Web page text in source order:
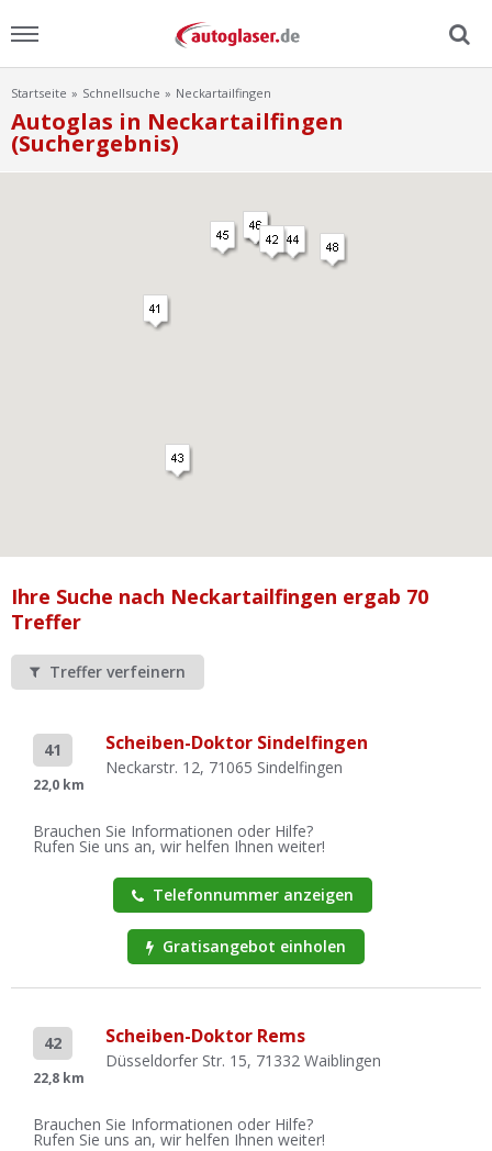
Menu
Home
Scheibensuche
Werkstatt Login
Startseite Schnellsuche Neckartailfingen
Autoglas in Neckartailfingen
(Suchergebnis)
Ihre Suche nach Neckartailfingen ergab 70
Treffer
Treffer verfeinern
41
22,0 km
Scheiben-Doktor Sindelfingen
Neckarstr. 12, 71065 Sindelfingen
Brauchen Sie Informationen oder Hilfe?
Rufen Sie uns an, wir helfen Ihnen weiter!
Telefonnummer anzeigen
Gratisangebot einholen
42
22,8 km
Scheiben-Doktor Rems
Düsseldorfer Str. 15, 71332 Waiblingen
Brauchen Sie Informationen oder Hilfe?
Rufen Sie uns an, wir helfen Ihnen weiter!